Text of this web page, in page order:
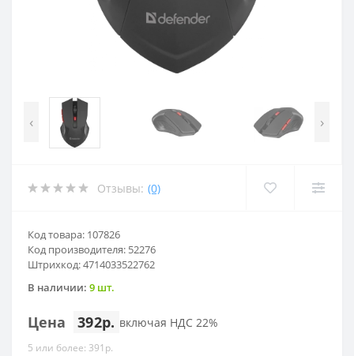
‹ ›
Отзывы: (0)
Код товара: 107826
Код производителя: 52276
Штрихкод: 4714033522762
В наличии: 9 шт.
Цена 392р. включая НДС 22%
5 или более: 391р.